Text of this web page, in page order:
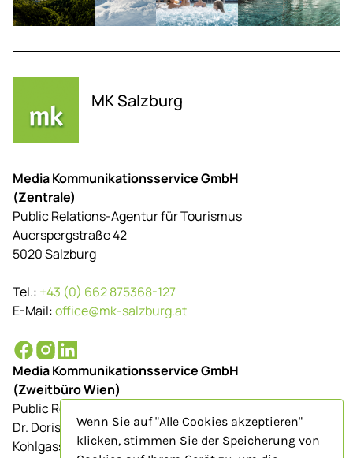
MK Salzburg
Media Kommunikationsservice GmbH
(Zentrale)
Public Relations-Agentur für Tourismus
Auerspergstraße 42
5020 Salzburg
Tel.: +43 (0) 662 875368-127
E-Mail:office@mk-salzburg.at
Media Kommunikationsservice GmbH
(Zweitbüro Wien)
Public Relations-Agentur für Tourismus
Dr. Doris Schenkenfelder
Kohlgasse 9/Top 23
Wenn Sie auf "Alle Cookies akzeptieren"
klicken, stimmen Sie der Speicherung von